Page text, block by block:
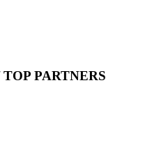
PARTNERS